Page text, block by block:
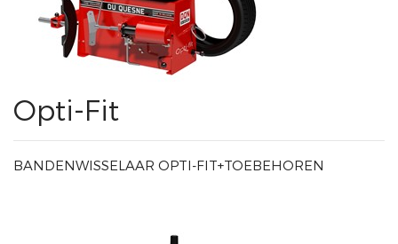
Opti-Fit
BANDENWISSELAAR OPTI-FIT+TOEBEHOREN